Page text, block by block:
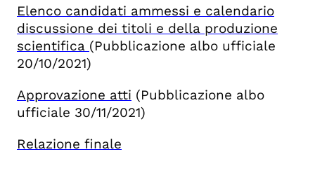
Elenco candidati ammessi e calendario
discussione dei titoli e della produzione
scientifica (Pubblicazione albo ufficiale
20/10/2021)
Approvazione atti (Pubblicazione albo
ufficiale 30/11/2021)
Relazione finale